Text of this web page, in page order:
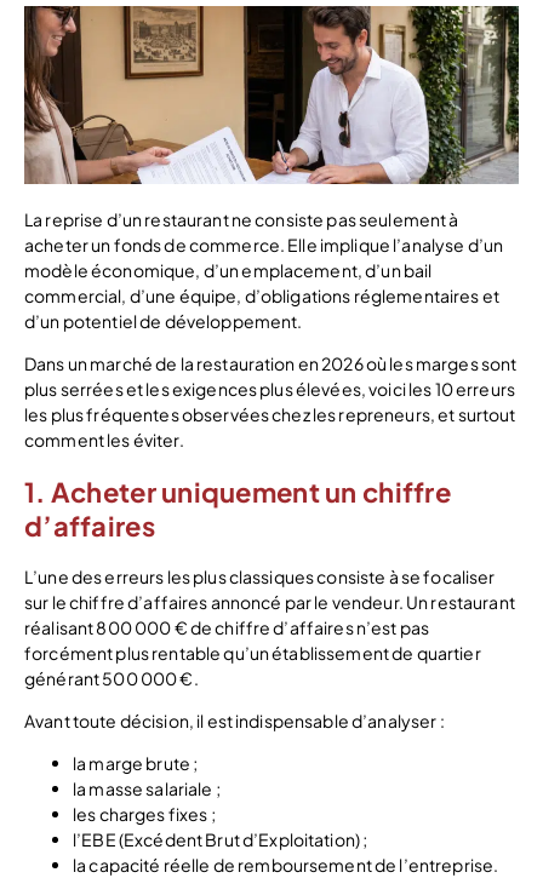
La reprise d’un restaurant ne consiste pas seulement à
acheter un fonds de commerce. Elle implique l’analyse d’un
modèle économique, d’un emplacement, d’un bail
commercial, d’une équipe, d’obligations réglementaires et
d’un potentiel de développement.
Dans un marché de la restauration en 2026 où les marges sont
plus serrées et les exigences plus élevées, voici les 10 erreurs
les plus fréquentes observées chez les repreneurs, et surtout
comment les éviter.
1. Acheter uniquement un chiffre
d’affaires
L’une des erreurs les plus classiques consiste à se focaliser
sur le chiffre d’affaires annoncé par le vendeur. Un restaurant
réalisant 800 000 € de chiffre d’affaires n’est pas
forcément plus rentable qu’un établissement de quartier
générant 500 000 €.
Avant toute décision, il est indispensable d’analyser :
la marge brute ;
la masse salariale ;
les charges fixes ;
l’EBE (Excédent Brut d’Exploitation) ;
la capacité réelle de remboursement de l’entreprise.